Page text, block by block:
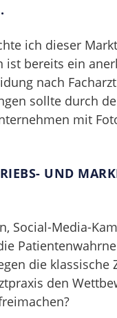
ich dieser
ist bereits ein
nach
sollte durch
mit
UND
Social-Media-
die klassische
den